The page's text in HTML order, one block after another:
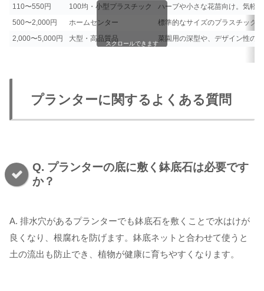
110〜550円
100均・小型プラスチック
ハーブや小さな花苗向け。気軽
500〜2,000円
ホームセンター
標準的なサイズのプラスチック
2,000〜5,000円
大型・高品質品 菜園用の深型や、デザイン性の
スクロールできます
プランターに関するよくある質問
Q. プランターの底に敷く鉢底石は必要です
か？
A. 排水穴があるプランターでも鉢底石を敷くことで水はけが
良くなり、根腐れを防げます。鉢底ネットと合わせて使うと
土の流出も防止でき、植物が健康に育ちやすくなります。